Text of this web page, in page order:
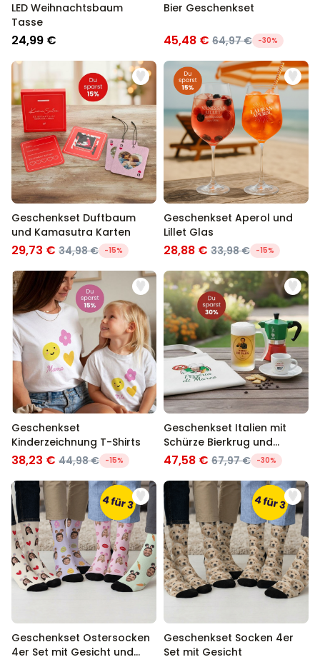
LED Weihnachtsbaum
Tasse
24,99 €
Bier Geschenkset
45,48 € 64,97 € -30%
Geschenkset Duftbaum
und Kamasutra Karten
29,73 € 34,98 € -15%
Geschenkset Aperol und
Lillet Glas
28,88 € 33,98 € -15%
Geschenkset
Kinderzeichnung T-Shirts
38,23 € 44,98 € -15%
Geschenkset Italien mit
Schürze Bierkrug und
Espresso Tasse
47,58 € 67,97 € -30%
Geschenkset Ostersocken
4er Set mit Gesicht und
Geschenkset Socken 4er
Set mit Gesicht